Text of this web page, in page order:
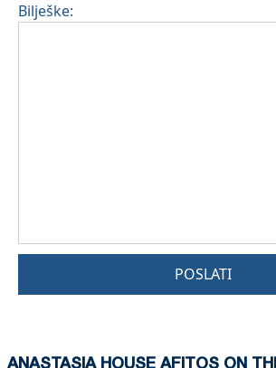
Bilješke:
POSLATI
ANASTASIA HOUSE AFITOS ON